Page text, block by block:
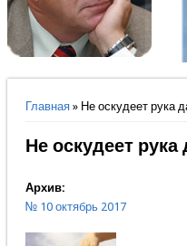
Вы здесь
Главная» Не оскудеет рука
Не оскудеет
Архив:
№ 10 октябрь 2017